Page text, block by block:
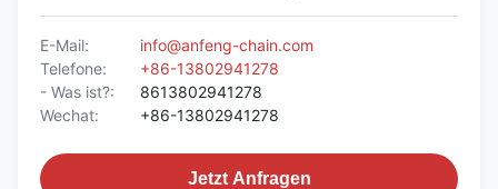
E-Mail:
info@anfeng-chain.com
Telefone:
+86-13802941278
- Was ist?:
8613802941278
Wechat:
+86-13802941278
Jetzt Anfragen